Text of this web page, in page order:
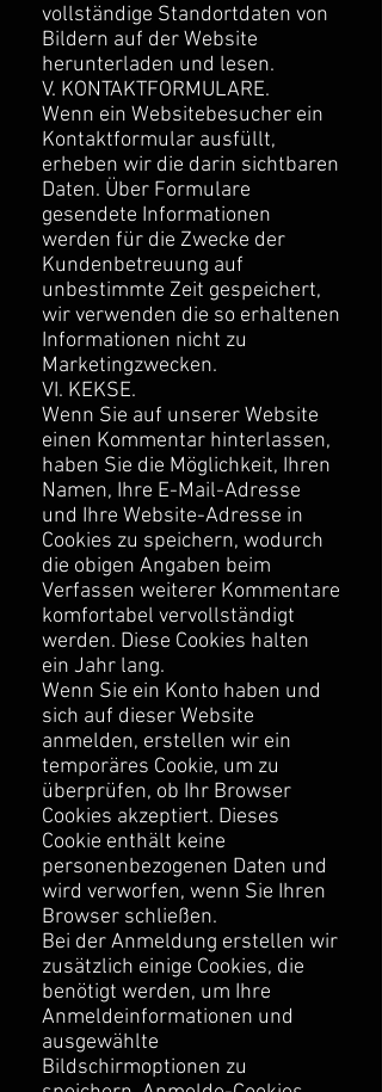
vollständige Standortdaten von
Bildern auf der Website
herunterladen und lesen.
V. KONTAKTFORMULARE.
Wenn ein Websitebesucher ein
Kontaktformular ausfüllt,
erheben wir die darin sichtbaren
Daten. Über Formulare
gesendete Informationen
werden für die Zwecke der
Kundenbetreuung auf
unbestimmte Zeit gespeichert,
wir verwenden die so erhaltenen
Informationen nicht zu
Marketingzwecken.
VI. KEKSE.
Wenn Sie auf unserer Website
einen Kommentar hinterlassen,
haben Sie die Möglichkeit, Ihren
Namen, Ihre E-Mail-Adresse
und Ihre Website-Adresse in
Cookies zu speichern, wodurch
die obigen Angaben beim
Verfassen weiterer Kommentare
komfortabel vervollständigt
werden. Diese Cookies halten
ein Jahr lang.
Wenn Sie ein Konto haben und
sich auf dieser Website
anmelden, erstellen wir ein
temporäres Cookie, um zu
überprüfen, ob Ihr Browser
Cookies akzeptiert. Dieses
Cookie enthält keine
personenbezogenen Daten und
wird verworfen, wenn Sie Ihren
Browser schließen.
Bei der Anmeldung erstellen wir
zusätzlich einige Cookies, die
benötigt werden, um Ihre
Anmeldeinformationen und
ausgewählte
Bildschirmoptionen zu